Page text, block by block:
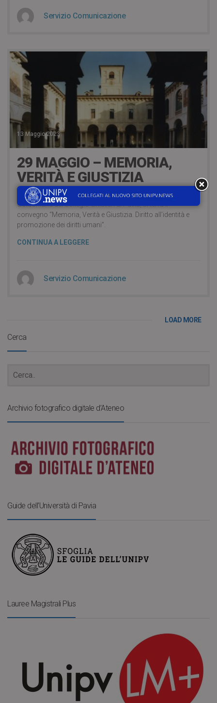
Servizio Comunicazione
13 Maggio 2023
29 MAGGIO – MEMORIA,
VERITÀ E GIUSTIZIA
Lunedì 29 maggio 2023, alle ore 21:00, presso l’Aula
Goldoniana del Collegio Ghislieri di Pavia, si terrà il
convegno “Memoria, Verità e Giustizia. Diritto all’identità e
promozione dei diritti umani”.
CONTINUA A LEGGERE
Servizio Comunicazione
LOAD MORE
Cerca
Archivio fotografico digitale d’Ateneo
Guide dell’Università di Pavia
Lauree Magistrali Plus